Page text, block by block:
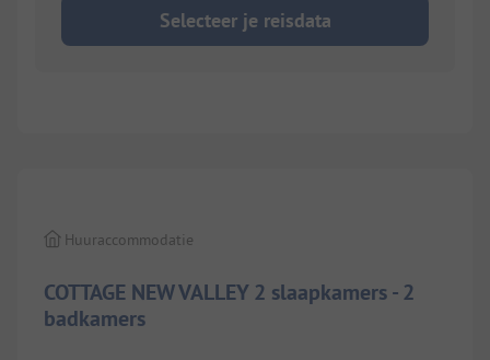
Selecteer je reisdata
COTTAGE NEW VALLEY 2 slaapkamers - 2
badkamers
Huuraccommodatie